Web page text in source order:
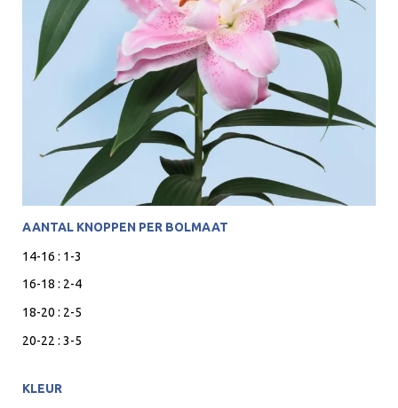
AANTAL KNOPPEN PER BOLMAAT
14-16 : 1-3
16-18 : 2-4
18-20 : 2-5
20-22 : 3-5
KLEUR